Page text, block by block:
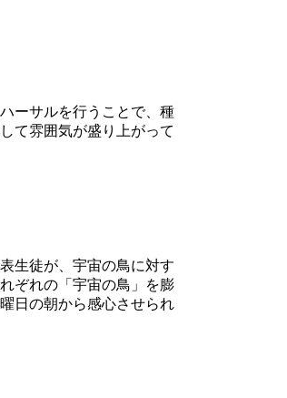
ーサルを行うことで、種
て雰囲気が盛り上がって
生徒が、宇宙の鳥に対す
ぞれの「宇宙の鳥」を膨
日の朝から感心させられ